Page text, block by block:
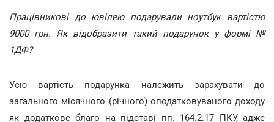
Працівникові до ювілею подарували ноутбук вартістю
9000 грн. Як відобразити такий подарунок у формі №
1ДФ?
Усю вартість подарунка належить зарахувати до
загального місячного (річного) оподатковуваного доходу
як додаткове благо на підставі пп. 164.2.17 ПКУ, адже